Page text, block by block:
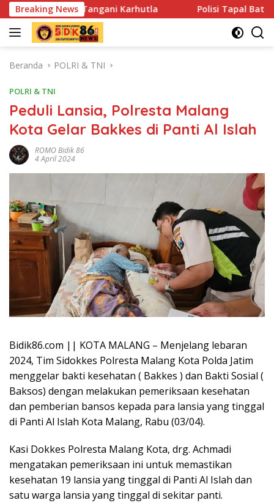
Langsung
ke
konten
Breaking News
Karhutla Polisi Tapal Batas dan Pedalaman
Beranda POLRI & TNI
POLRI & TNI
Peduli Lansia, Polresta Malang
Kota Gelar Bakkes di Panti Al Islah
ROMO Bidik 86
4 April 2024
Bidik86.com || KOTA MALANG – Menjelang lebaran
2024, Tim Sidokkes Polresta Malang Kota Polda Jatim
menggelar bakti kesehatan ( Bakkes ) dan Bakti Sosial (
Baksos) dengan melakukan pemeriksaan kesehatan
dan pemberian bansos kepada para lansia yang tinggal
di Panti Al Islah Kota Malang, Rabu (03/04).
Kasi Dokkes Polresta Malang Kota, drg. Achmadi
mengatakan pemeriksaan ini untuk memastikan
kesehatan 19 lansia yang tinggal di Panti Al Islah dan
satu warga lansia yang tinggal di sekitar panti.